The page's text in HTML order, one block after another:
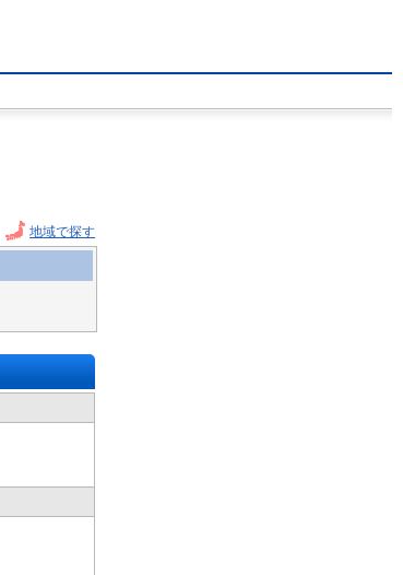
地域で探す